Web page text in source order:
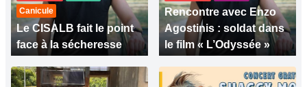
Canicule
Le CISALB fait le point
face à la sécheresse
Rencontre avec Enzo
Agostinis : soldat dans
le film « L’Odyssée »